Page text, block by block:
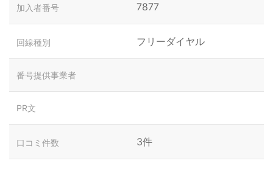
加入者番号 7877
回線種別 フリーダイヤル
番号提供事業者
PR文
口コミ件数 3件